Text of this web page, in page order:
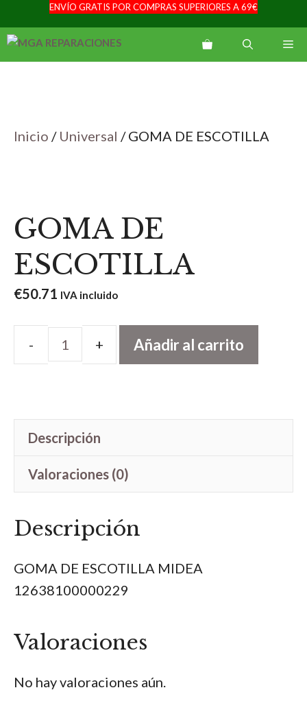
al
ENVÍO GRATIS POR COMPRAS SUPERIORES A 69€
Inicio / Universal / GOMA DE ESCOTILLA
GOMA DE
ESCOTILLA
€50.71 IVA incluido
GOMA
cantidad
Añadir al carrito
Descripción
Valoraciones (0)
Descripción
GOMA DE ESCOTILLA MIDEA
12638100000229
Valoraciones
No hay valoraciones aún.